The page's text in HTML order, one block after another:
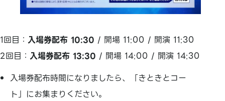
1回目： 入場券配布 10:30 / 開場 11:00 / 開演 11:30
2回目： 入場券配布 13:30 / 開場 14:00 / 開演 14:30
入場券配布時間になりましたら、「きときとコー
ト」にお集まりください。